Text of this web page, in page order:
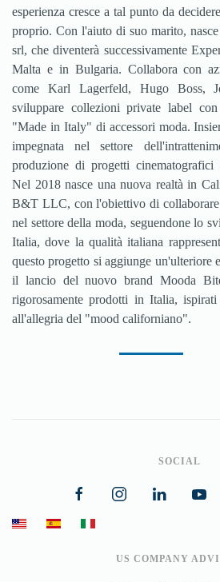
esperienza cresce a tal punto da
proprio. Con l'aiuto di suo marito,
srl, che diventerà successivamente
Malta e in Bulgaria. Collabora con
come Karl Lagerfeld, Hugo Boss,
sviluppare collezioni private label con
"Made in Italy" di accessori moda.
impegnata nel settore
produzione di progetti cinematografici
Nel 2018 nasce una nuova realtà in
B&T LLC, con l'obiettivo di collaborare
nel settore della moda, seguendone lo
Italia, dove la qualità italiana
questo progetto si aggiunge un'ulteriore
il lancio del nuovo brand Mooda
rigorosamente prodotti in Italia,
all'allegria del "mood californiano".
SOCIAL
US COMPANY